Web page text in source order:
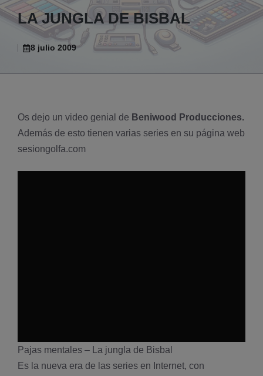
LA JUNGLA DE BISBAL
8 julio 2009
Os dejo un video genial de Beniwood Producciones.
Además de esto tienen varias series en su página web
sesiongolfa.com
Pajas mentales – La jungla de Bisbal
Es la nueva era de las series en Internet, con